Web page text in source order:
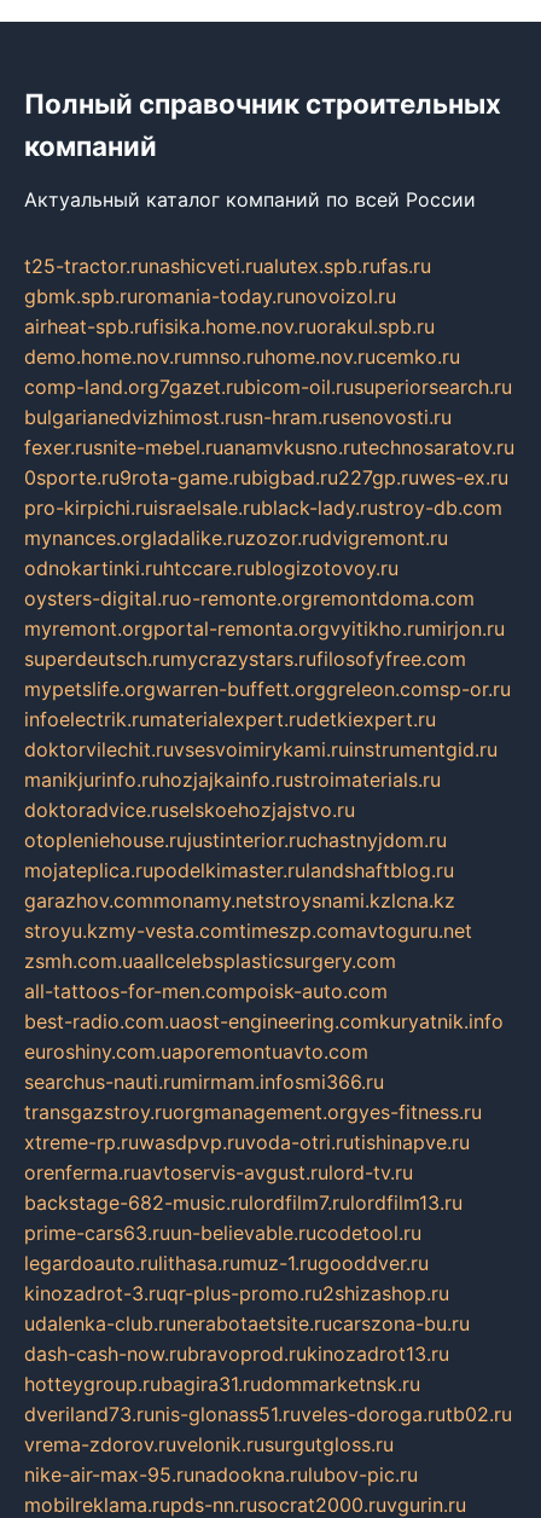
Полный справочник строительных
компаний
Актуальный каталог компаний по всей России
t25-tractor.runashicveti.rualutex.spb.rufas.ru
gbmk.spb.ruromania-today.runovoizol.ru
airheat-spb.rufisika.home.nov.ruorakul.spb.ru
demo.home.nov.rumnso.ruhome.nov.rucemko.ru
comp-land.org7gazet.rubicom-oil.rusuperiorsearch.ru
bulgarianedvizhimost.rusn-hram.rusenovosti.ru
fexer.rusnite-mebel.ruanamvkusno.rutechnosaratov.ru
0sporte.ru9rota-game.rubigbad.ru227gp.ruwes-ex.ru
pro-kirpichi.ruisraelsale.rublack-lady.rustroy-db.com
mynances.orgladalike.ruzozor.rudvigremont.ru
odnokartinki.ruhtccare.rublogizotovoy.ru
oysters-digital.ruo-remonte.orgremontdoma.com
myremont.orgportal-remonta.orgvyitikho.rumirjon.ru
superdeutsch.rumycrazystars.rufilosofyfree.com
mypetslife.orgwarren-buffett.orggreleon.comsp-or.ru
infoelectrik.rumaterialexpert.rudetkiexpert.ru
doktorvilechit.ruvsesvoimirykami.ruinstrumentgid.ru
manikjurinfo.ruhozjajkainfo.rustroimaterials.ru
doktoradvice.ruselskoehozjajstvo.ru
otopleniehouse.rujustinterior.ruchastnyjdom.ru
mojateplica.rupodelkimaster.rulandshaftblog.ru
garazhov.commonamy.netstroysnami.kzlcna.kz
stroyu.kzmy-vesta.comtimeszp.comavtoguru.net
zsmh.com.uaallcelebsplasticsurgery.com
all-tattoos-for-men.compoisk-auto.com
best-radio.com.uaost-engineering.comkuryatnik.info
euroshiny.com.uaporemontuavto.com
searchus-nauti.rumirmam.infosmi366.ru
transgazstroy.ruorgmanagement.orgyes-fitness.ru
xtreme-rp.ruwasdpvp.ruvoda-otri.rutishinapve.ru
orenferma.ruavtoservis-avgust.rulord-tv.ru
backstage-682-music.rulordfilm7.rulordfilm13.ru
prime-cars63.ruun-believable.rucodetool.ru
legardoauto.rulithasa.rumuz-1.rugooddver.ru
kinozadrot-3.ruqr-plus-promo.ru2shizashop.ru
udalenka-club.runerabotaetsite.rucarszona-bu.ru
dash-cash-now.rubravoprod.rukinozadrot13.ru
hotteygroup.rubagira31.rudommarketnsk.ru
dveriland73.runis-glonass51.ruveles-doroga.rutb02.ru
vrema-zdorov.ruvelonik.rusurgutgloss.ru
nike-air-max-95.runadookna.rulubov-pic.ru
mobilreklama.rupds-nn.rusocrat2000.ruvgurin.ru